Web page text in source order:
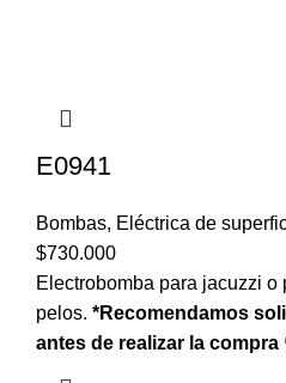
E0941
Bombas, Eléctrica de
$730.000
Electrobomba para jacuzzi o
pelos. *Recomendamos
antes de realizar la compra